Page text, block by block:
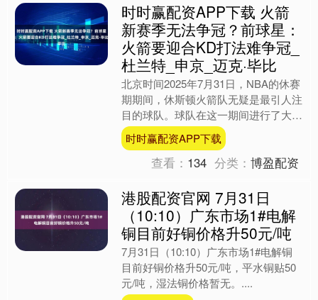
时时赢配资APP下载 火箭
新赛季无法争冠？前球星：
火箭要迎合KD打法难争冠_
杜兰特_申京_迈克·毕比
北京时间2025年7月31日，NBA的休赛
期期间，休斯顿火箭队无疑是最引人注
目的球队。球队在这一期间进行了大量
引援，包括签下了众明星球员，例如杜
兰特、芬尼史密斯....
时时赢配资APP下载
查看： 134 分类：博盈配资
港股配资官网 7月31日
（10:10）广东市场1#电解
铜目前好铜价格升50元/吨
7月31日（10:10）广东市场1#电解铜
目前好铜价格升50元/吨，平水铜贴50
元/吨，湿法铜价格暂无。....